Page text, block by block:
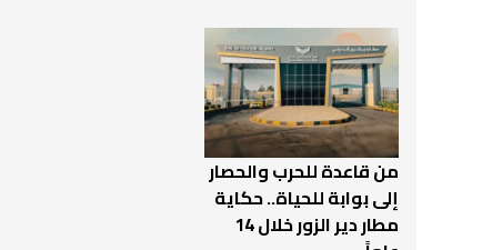
من قاعدة للحرب والحصار
إلى بوابة للحياة.. حكاية
مطار دير الزور خلال 14